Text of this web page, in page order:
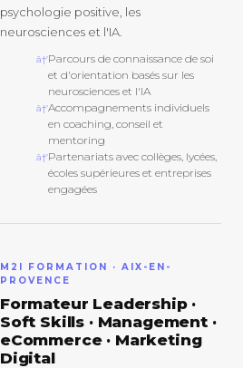
psychologie positive, les
neurosciences et l'IA.
Parcours de connaissance de soi
et d'orientation basés sur les
neurosciences et l'IA
Accompagnements individuels
en coaching, conseil et
mentoring
Partenariats avec collèges, lycées,
écoles supérieures et entreprises
engagées
M2I FORMATION · AIX-EN-
PROVENCE
Formateur Leadership ·
Soft Skills · Management ·
eCommerce · Marketing
Digital